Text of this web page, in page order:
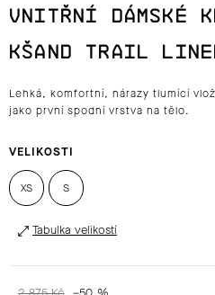
VNITŘNÍ DÁMSKÉ
KŠAND TRAIL
Lehká, komfortní, nárazy tlumící
jako první spodní vrstva na tělo.
VELIKOSTI
XS S
Tabulka velikostí
J
Í
T
HLEDAT